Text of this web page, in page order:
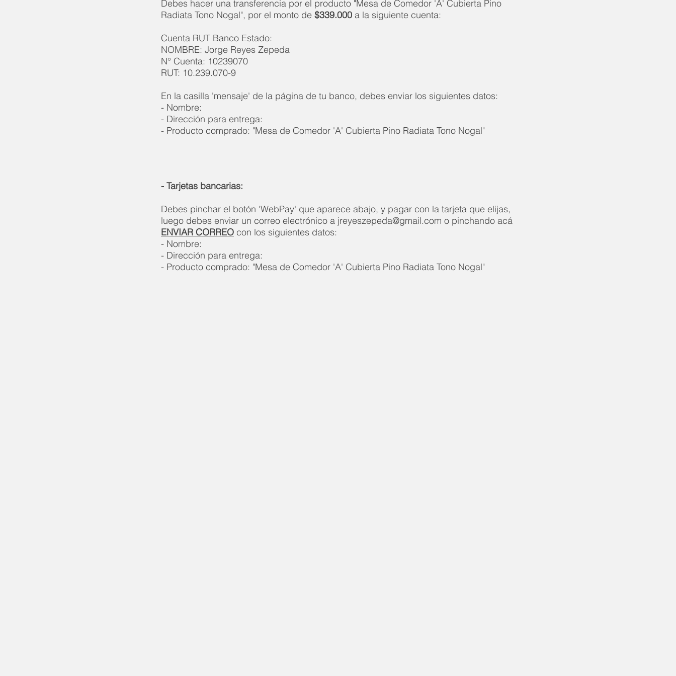
Debes hacer una transferencia por el producto "Mesa de Comedor 'A' Cubierta Pino
Radiata Tono Nogal", por el monto de $339.000 a la siguiente cuenta:
Cuenta RUT Banco Estado:
NOMBRE: Jorge Reyes Zepeda
N° Cuenta: 10239070
RUT: 10.239.070-9
En la casilla 'mensaje' de la página de tu banco, debes enviar los siguientes datos:
- Nombre:
- Dirección para entrega:
- Producto comprado: "Mesa de Comedor 'A' Cubierta Pino Radiata Tono Nogal"
- Tarjetas bancarias:
Debes pinchar el botón 'WebPay' que aparece abajo, y pagar con la tarjeta que elijas,
luego debes enviar un correo electrónico a jreyeszepeda@gmail.com o pinchando acá
ENVIAR CORREO con los siguientes datos:
- Nombre:
- Dirección para entrega:
- Producto comprado: "Mesa de Comedor 'A' Cubierta Pino Radiata Tono Nogal"